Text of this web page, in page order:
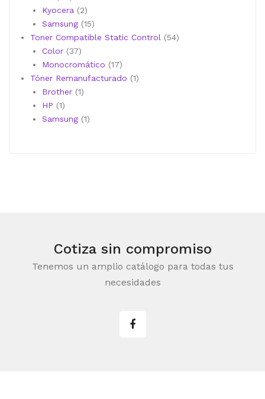
productos
Kyocera 22
productos
Samsung 1515
productos
Toner Compatible Static Control 5454
Color 3737
productos
Monocromático 1717
productos
Tóner Remanufacturado 11
Brother 11
HP 11
producto
Samsung 11
Cotiza sin compromiso
Tenemos un amplio catálogo para todas tus
necesidades